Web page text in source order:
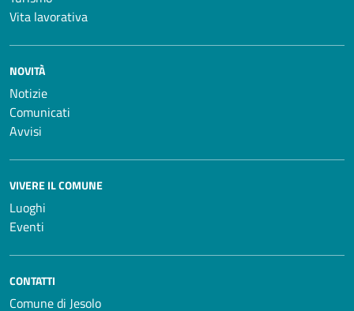
Vita lavorativa
NOVITÀ
Notizie
Comunicati
Avvisi
VIVERE IL COMUNE
Luoghi
Eventi
CONTATTI
Comune di Jesolo